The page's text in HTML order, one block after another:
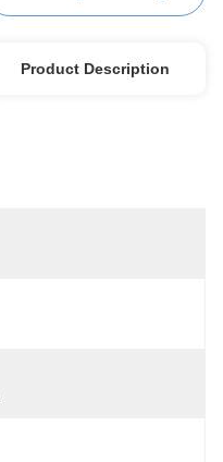
Product Description